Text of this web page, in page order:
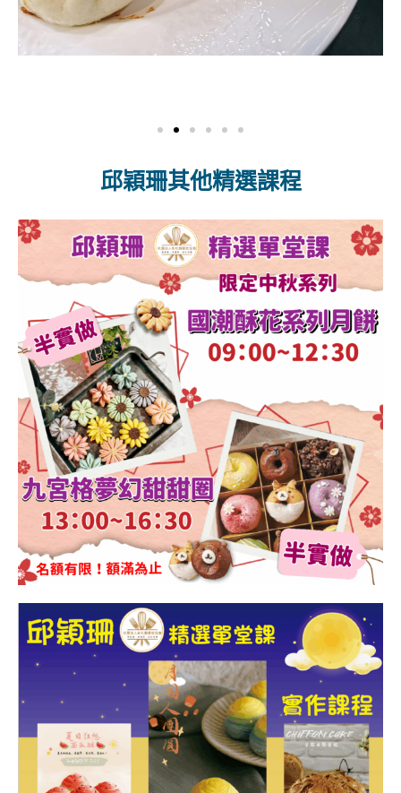
邱穎珊其他精選課程